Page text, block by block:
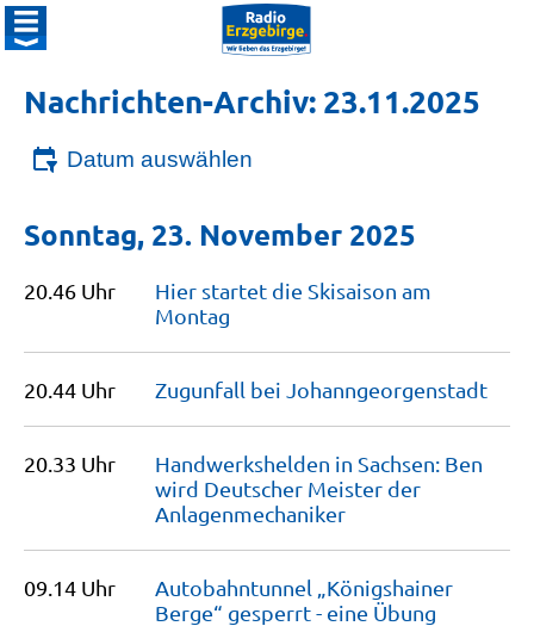
Nachrichten-Archiv: 23.11.2025
Datum auswählen
Sonntag, 23. November 2025
20.46 Uhr
Hier startet die Skisaison am
Montag
20.44 Uhr Zugunfall bei Johanngeorgenstadt
20.33 Uhr
Handwerkshelden in Sachsen: Ben
wird Deutscher Meister der
Anlagenmechaniker
09.14 Uhr
Autobahntunnel „Königshainer
Berge“ gesperrt - eine Übung